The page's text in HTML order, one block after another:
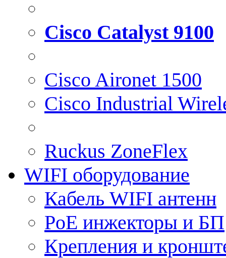
Cisco Catalyst 9100
Cisco Aironet 1500
Cisco Industrial
Ruckus ZoneFlex
WIFI оборудование
Кабель WIFI антенн
PoE инжекторы и БП
Крепления и